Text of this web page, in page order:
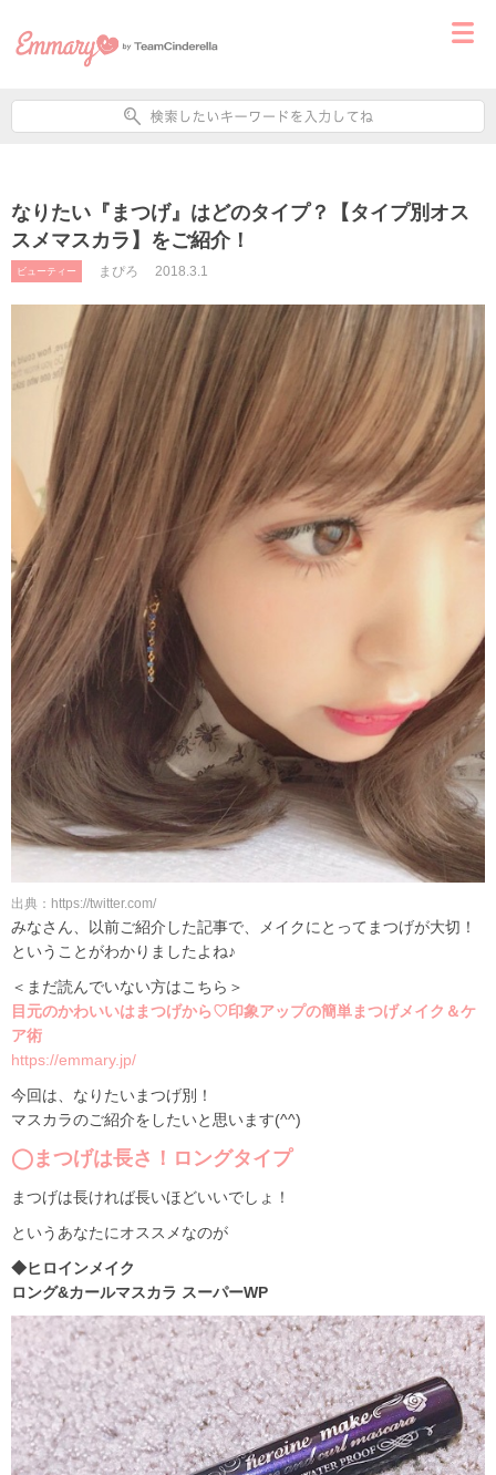
なりたい『まつげ』はどのタイプ？【タイプ別オス
スメマスカラ】をご紹介！
ビューティー まぴろ 2018.3.1
出典：https://twitter.com/
みなさん、以前ご紹介した記事で、メイクにとってまつげが大切！
ということがわかりましたよね♪
＜まだ読んでいない方はこちら＞
目元のかわいいはまつげから♡印象アップの簡単まつげメイク＆ケ
ア術
https://emmary.jp/
今回は、なりたいまつげ別！
マスカラのご紹介をしたいと思います(^^)
◯まつげは長さ！ロングタイプ
まつげは長ければ長いほどいいでしょ！
というあなたにオススメなのが
◆ヒロインメイク
ロング&カールマスカラ スーパーWP